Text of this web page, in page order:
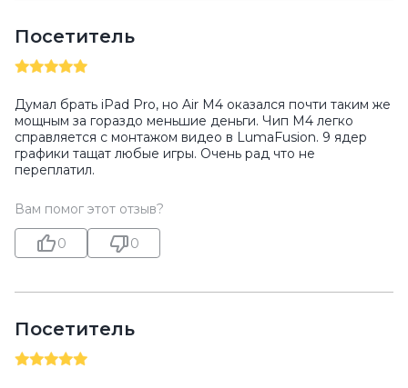
Посетитель
Думал брать iPad Pro, но Air M4 оказался почти таким же
мощным за гораздо меньшие деньги. Чип M4 легко
справляется с монтажом видео в LumaFusion. 9 ядер
графики тащат любые игры. Очень рад что не
переплатил.
Вам помог этот отзыв?
0 0
Посетитель